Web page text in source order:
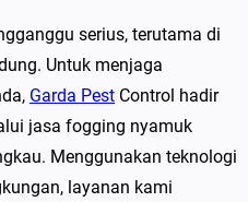
serius, terutama di
Untuk menjaga
Garda Pest Control hadir
jasa fogging nyamuk
Menggunakan teknologi
layanan kami